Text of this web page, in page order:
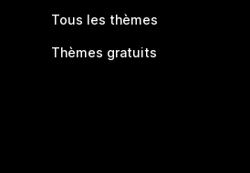
Tous les thèmes
Thèmes gratuits